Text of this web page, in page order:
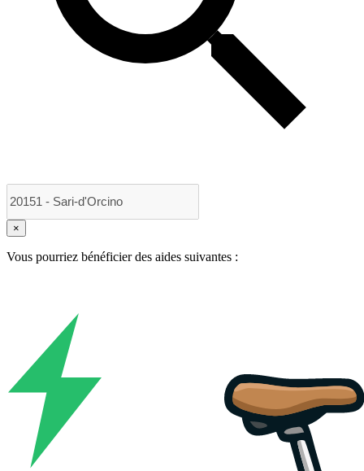
×
Vous pourriez bénéficier des aides suivantes :